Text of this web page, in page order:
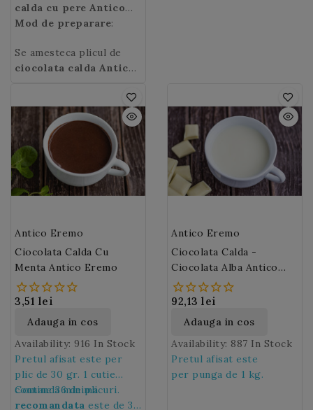
patiseriei italiene in
versiune lichida cu
calda cu pere Antico
Eremoaduce un zambet,
racoroasa si va va da o
stare de bine.
Mod de preparare:
Se amesteca plicul de
ciocolata calda Antico
steamer.
intr-o zi racoroasa si va
va da o stare de bine.
Antico Eremo
Ciocolata Calda Cu
Menta Antico Eremo
3,51 lei
Adauga in cos
Availability: 916 In Stock
Pretul afisat este per
plic de 30 gr. 1 cutie
contine 36 de plicuri.
Comanda minima
recomandata este de 36
Antico Eremo
Ciocolata Calda -
Ciocolata Alba Antico
Eremo 1 Kg
92,13 lei
Adauga in cos
Availability: 887 In Stock
Pretul afisat este
per punga de 1 kg.